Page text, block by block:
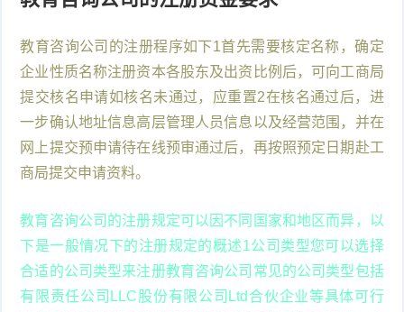
教育咨询公司的注册程序如下1首先需要核定名称，确定
企业性质名称注册资本各股东及出资比例后，可向工商局
提交核名申请如核名未通过，应重置2在核名通过后，进
一步确认地址信息高层管理人员信息以及经营范围，并在
网上提交预申请待在线预审通过后，再按照预定日期赴工
商局提交申请资料。
教育咨询公司的注册规定可以因不同国家和地区而异，以
下是一般情况下的注册规定的概述1公司类型您可以选择
合适的公司类型来注册教育咨询公司常见的公司类型包括
有限责任公司LLC股份有限公司Ltd合伙企业等具体可行